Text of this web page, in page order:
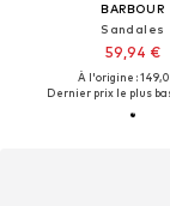
BARBOUR
Sandales
59,94 €
À l'origine :
Dernier prix le plus